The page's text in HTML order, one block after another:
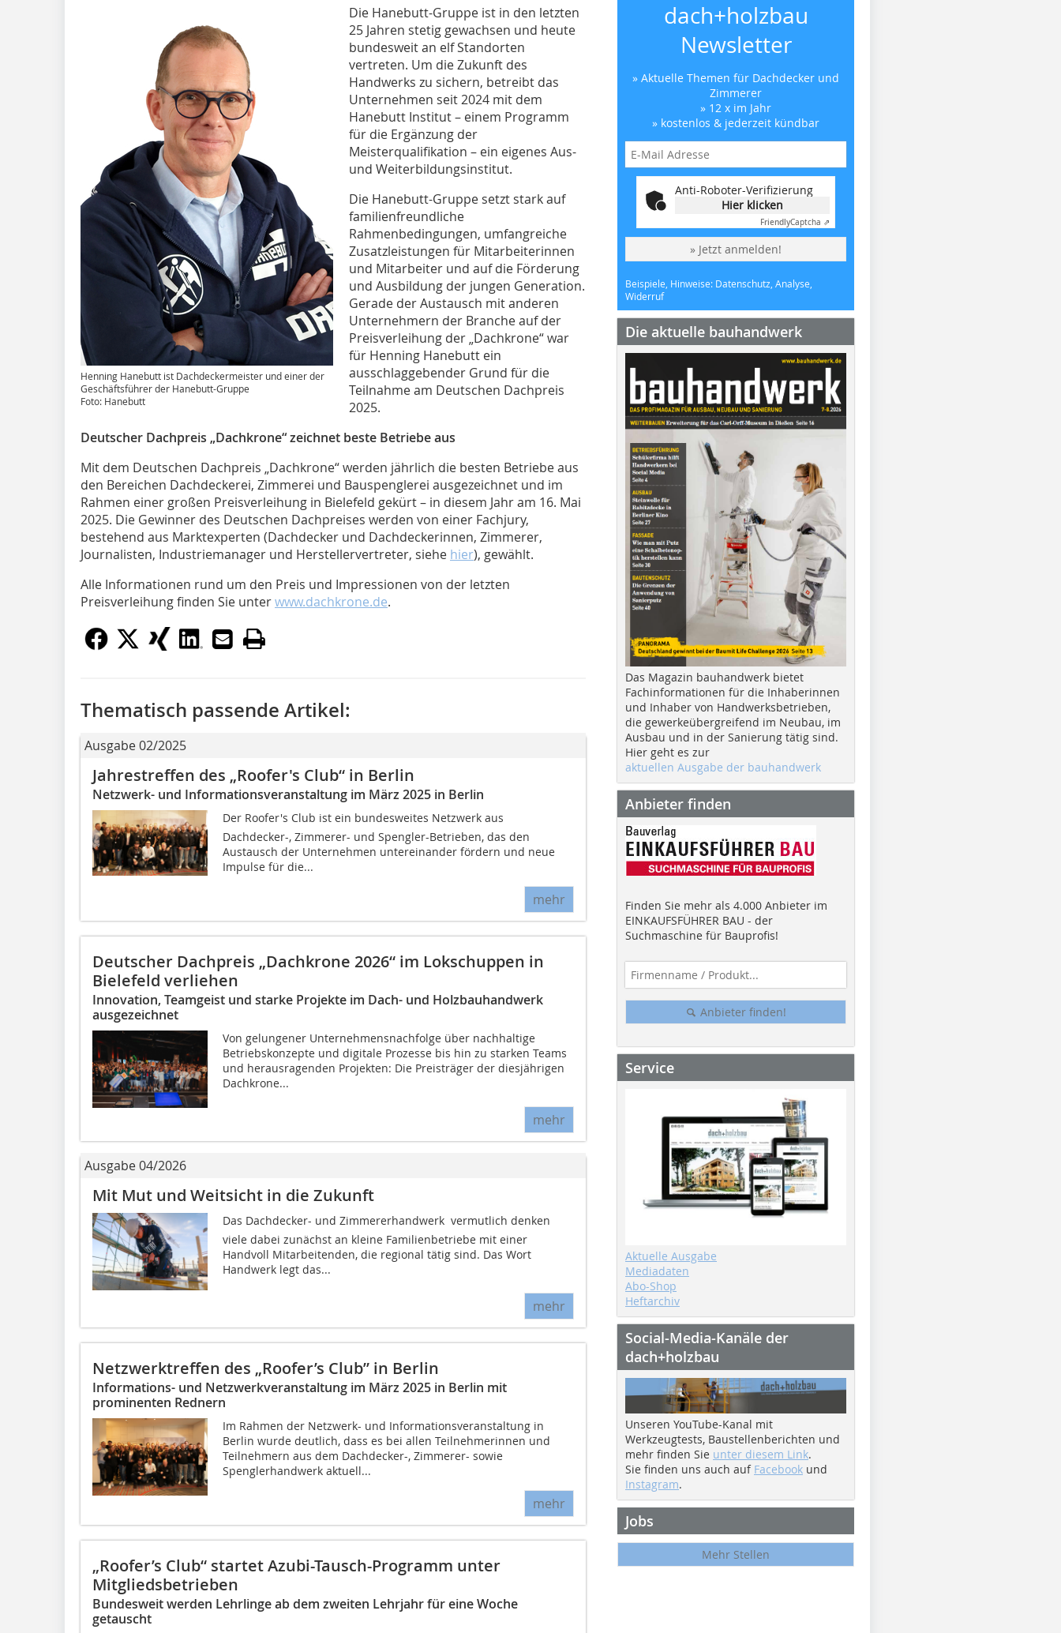
Henning Hanebutt ist Dachdeckermeister und einer der
Geschäftsführer der Hanebutt-Gruppe
Foto: Hanebutt
Die Hanebutt-Gruppe ist in den letzten
25 Jahren stetig gewachsen und heute
bundesweit an elf Standorten
vertreten. Um die Zukunft des
Handwerks zu sichern, betreibt das
Unternehmen seit 2024 mit dem
Hanebutt Institut – einem Programm
für die Ergänzung der
Meisterqualifikation – ein eigenes Aus-
und Weiterbildungsinstitut.
Die Hanebutt-Gruppe setzt stark auf
familienfreundliche
Rahmenbedingungen, umfangreiche
Zusatzleistungen für Mitarbeiterinnen
und Mitarbeiter und auf die Förderung
und Ausbildung der jungen Generation.
Gerade der Austausch mit anderen
Unternehmern der Branche auf der
Preisverleihung der „Dachkrone“ war
für Henning Hanebutt ein
ausschlaggebender Grund für die
Teilnahme am Deutschen Dachpreis
2025.
Deutscher Dachpreis „Dachkrone“ zeichnet beste Betriebe aus
Mit dem Deutschen Dachpreis „Dachkrone“ werden jährlich die besten Betriebe aus
den Bereichen Dachdeckerei, Zimmerei und Bauspenglerei ausgezeichnet und im
Rahmen einer großen Preisverleihung in Bielefeld gekürt – in diesem Jahr am 16. Mai
2025. Die Gewinner des Deutschen Dachpreises werden von einer Fachjury,
bestehend aus Marktexperten (Dachdecker und Dachdeckerinnen, Zimmerer,
Journalisten, Industriemanager und Herstellervertreter, siehe hier), gewählt.
Alle Informationen rund um den Preis und Impressionen von der letzten
Preisverleihung finden Sie unterwww.dachkrone.de.
Thematisch passende Artikel:
Ausgabe 02/2025
Jahrestreffen des „Roofer's Club“ in Berlin
Netzwerk- und Informationsveranstaltung im März 2025 in Berlin
Der Roofer's Club ist ein bundesweites Netzwerk aus
Dachdecker-, Zimmerer- und Spengler-Betrieben, das den
Austausch der Unternehmen untereinander fördern und neue
Impulse für die...
mehr
Deutscher Dachpreis „Dachkrone 2026“ im Lokschuppen in
Bielefeld verliehen
Innovation, Teamgeist und starke Projekte im Dach- und Holzbauhandwerk
ausgezeichnet
Von gelungener Unternehmensnachfolge über nachhaltige
Betriebskonzepte und digitale Prozesse bis hin zu starken Teams
und herausragenden Projekten: Die Preisträger der diesjährigen
Dachkrone...
mehr
Ausgabe 04/2026
Mit Mut und Weitsicht in die Zukunft
Das Dachdecker- und Zimmererhandwerk  vermutlich denken
viele dabei zunächst an kleine Familienbetriebe mit einer
Handvoll Mitarbeitenden, die regional tätig sind. Das Wort
Handwerk legt das...
mehr
Netzwerktreffen des „Roofer’s Club” in Berlin
Informations- und Netzwerkveranstaltung im März 2025 in Berlin mit
prominenten Rednern
Im Rahmen der Netzwerk- und Informationsveranstaltung in
Berlin wurde deutlich, dass es bei allen Teilnehmerinnen und
Teilnehmern aus dem Dachdecker-, Zimmerer- sowie
Spenglerhandwerk aktuell...
mehr
„Roofer’s Club“ startet Azubi-Tausch-Programm unter
Mitgliedsbetrieben
Bundesweit werden Lehrlinge ab dem zweiten Lehrjahr für eine Woche
getauscht
dach+holzbau
Newsletter
» Aktuelle Themen für Dachdecker und
Zimmerer
» 12 x im Jahr
» kostenlos & jederzeit kündbar
Anti-Roboter-Verifizierung
Hier klicken
FriendlyCaptcha ⇗
» Jetzt anmelden!
Beispiele, Hinweise: Datenschutz, Analyse,
Widerruf
Die aktuelle bauhandwerk
Das Magazin bauhandwerk bietet
Fachinformationen für die Inhaberinnen
und Inhaber von Handwerksbetrieben,
die gewerkeübergreifend im Neubau, im
Ausbau und in der Sanierung tätig sind.
Hier geht es zur
aktuellen Ausgabe der bauhandwerk
Anbieter finden
Finden Sie mehr als 4.000 Anbieter im
EINKAUFSFÜHRER BAU - der
Suchmaschine für Bauprofis!
Anbieter finden!
Service
Aktuelle Ausgabe
Mediadaten
Abo-Shop
Heftarchiv
Social-Media-Kanäle der
dach+holzbau
Unseren YouTube-Kanal mit
Werkzeugtests, Baustellenberichten und
mehr finden Sie unter diesem Link.
Sie finden uns auch auf Facebook und
Instagram.
Jobs
Mehr Stellen